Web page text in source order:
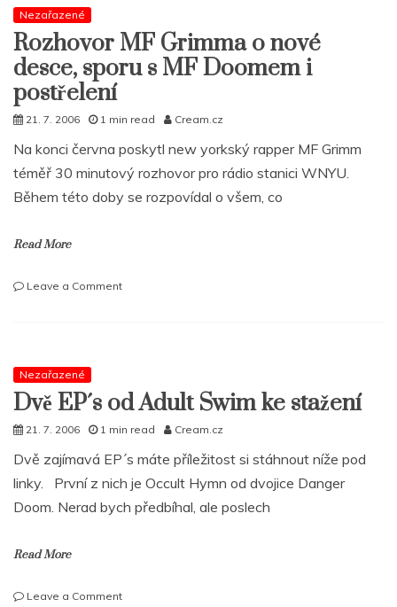
Zho
méně
než
ale
jsem
ani
Nezařazené
Rozhovor MF Grimma o nové
desce, sporu s MF Doomem i
postřelení
21. 7. 2006 1 min read Cream.cz
Na konci června poskytl new yorkský rapper MF Grimm
téměř 30 minutový rozhovor pro rádio stanici WNYU.
Během této doby se rozpovídal o všem, co
Read More
Leave a Commenton
desce,
sporu
s
Doomem
i
postřelení
Nezařazené
Dvě EP´s od Adult Swim ke stažení
21. 7. 2006 1 min read Cream.cz
Dvě zajímavá EP´s máte příležitost si stáhnout níže pod
linky. První z nich je Occult Hymn od dvojice Danger
Doom. Nerad bych předbíhal, ale poslech
Read More
Leave a Commenton